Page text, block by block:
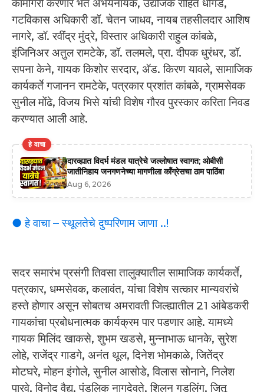
कामगिरी करणारे भंते अभयनायक, उद्योजक रोहित धोंगडे,
गटविकास अधिकारी डॉ. चेतन जाधव, नायब तहसीलदार आशिष
नागरे, डॉ. रवींद्र मुंद्रे, विस्तार अधिकारी राहुल कांबळे,
इंजिनिअर अतुल रामटेके, डॉ. तलमले, प्रा. दीपक धुरंधर, डॉ.
सपना केने, गायक किशोर सरदार, ॲड. किरण यावले, सामाजिक
कार्यकर्ते गजानन रामटेके, पत्रकार प्रशांत कांबळे, ग्रामसेवक
सुनील मोंढे, विजय भिसे यांची विशेष गौरव पुरस्कार करिता निवड
करण्यात आली आहे.
हे वाचा
दारव्ह्यात विदर्भ मंडल यात्रेचे जल्लोषात स्वागत; ओबीसी
जातीनिहाय जनगणनेच्या मागणीला काँग्रेसचा ठाम पाठिंबा
Aug 6, 2026
● हे वाचा – स्थूलतेचे दुष्परिणाम जाणा ..!
सदर समारंभ प्रसंगी तिवसा तालुक्यातील सामाजिक कार्यकर्ते,
पत्रकार, धम्मसेवक, कलावंत, यांचा विशेष सत्कार मान्यवरांचे
हस्ते होणार असून सोबतच अमरावती जिल्ह्यातील 21 आंबेडकरी
गायकांचा प्रबोधनात्मक कार्यक्रम पार पडणार आहे. यामध्ये
गायक मिलिंद खाकसे, शुभम खडसे, मुन्नाभाऊ धानके, सुरेश
लोहे, राजेंद्र गाडगे, अनंत थूल, दिनेश भोमकाळे, जितेंद्र
मोटघरे, मोहन इंगोले, सुनील आसोडे, विलास सोनाने, निलेश
पारवे, विनोद वैद्य, पुंडलिक नागदेवते, शिलन गडलिंग, जितू